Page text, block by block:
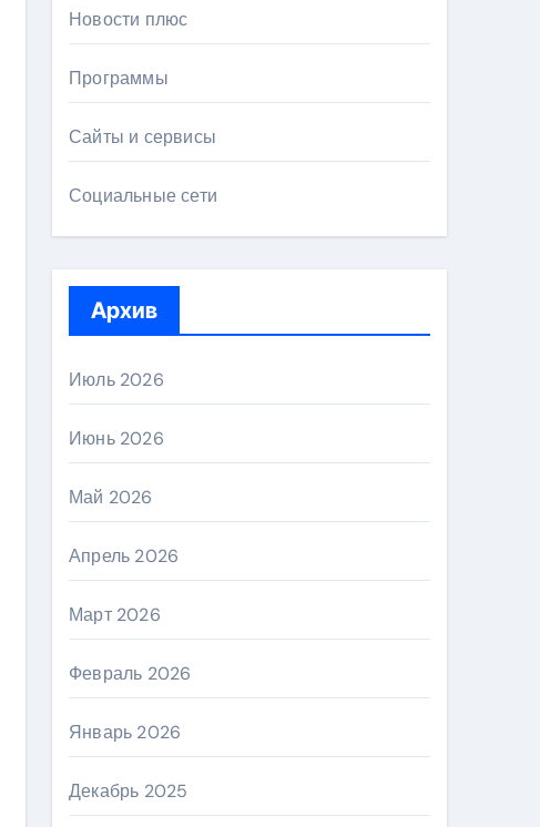
Новости плюс
Программы
Сайты и сервисы
Социальные сети
Архив
Июль 2026
Июнь 2026
Май 2026
Апрель 2026
Март 2026
Февраль 2026
Январь 2026
Декабрь 2025